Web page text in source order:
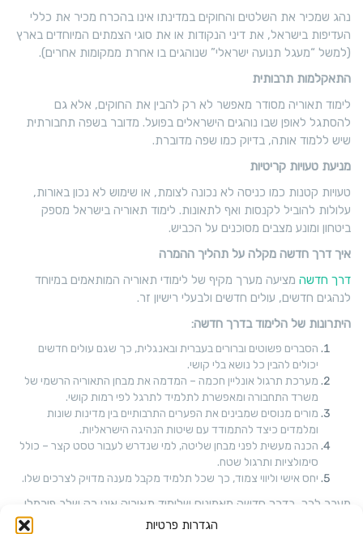
הגדרות פרטיות
נהג שמכיר את השלטים והחוקים במדינתו אינו בהכרח מכיר את כללי
העדיפות בישראל, את דיני הנקודות או את סוגי הצמתים המיוחדים בארץ
(למשל “מעגל תנועה ישראלי” שנוהגים בו אחרת ממקומות אחרים).
התאקלמות תרבותית
לימוד תאוריה מסודר מאפשר לא רק להבין את החוקים, אלא גם
להסתגל לאופן שבו נוהגים הישראלים בפועל. מדובר בשפה תחבורתית
שיש ללמוד אותה, בדיוק כמו שפה מדוברת.
מניעת טעויות קריטיות
טעויות קטנות כמו כניסה לא נכונה לצומת, או שימוש לא נכון באורות,
עלולות להוביל לקנסות ואף לתאונות. לימוד תאוריה בישראל מספק
ביטחון ומונע מצבים מסוכנים על הכביש.
איך דרך חדשה מקלה על תהליך ההמרה
דרך חדשה מציעה מערך מקיף של לימודי תאוריה המותאמים במיוחד
לנהגים חדשים, עולים חדשים ולבעלי רישיון זר.
היתרונות של הלימוד בדרך חדשה:
הסברים פשוטים וברורים בעברית ובאנגלית, כך שגם עולים חדשים
יכולים להבין כל נושא בלי קושי.
מערכת תרגול אונליין חכמה – המדמה את מבחן התאוריה הרשמי של
משרד התחבורה ומאפשרת לתלמיד לתרגל לפי רמות קושי.
מורים מנוסים שמבינים את הפערים התרבותיים בין מדינות שונות
ומלמדים כיצד להתמודד עם שיטות הנהיגה הישראליות.
הכנה מעשית לפני מבחן שליטה, למי שנדרש לעבור טסט קצר – כולל
סימולציות ותרגול שטח.
יחס אישי וליווי צמוד, כך שכל תלמיד מקבל מענה מדויק לצרכים שלו.
מעבר לכך, בדרך חדשה מאמינים שלימוד תאוריה אינו רק שלב פורמלי,
אלא דרך לבנות ביטחון עצמי על הכביש.